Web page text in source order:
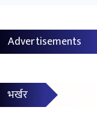
Advertisements
भर्खर